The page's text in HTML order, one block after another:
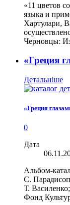
«11 цветов
языка и
Хартулари,
Черновцы:
«Греция
Детальніше
«Греция
0
Дата
Альбом-
С.
Т.
Фонд